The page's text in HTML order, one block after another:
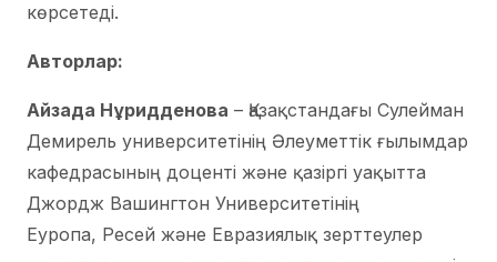
көрсетеді.
Авторлар:
Айзада Нұридденова – Қазақстандағы Сулейман
Демирель университетінің Әлеуметтік ғылымдар
кафедрасының доценті және қазіргі уақытта
Джордж Вашингтон Университетінің
Еуропа, Ресей және Евразиялық зерттеулер